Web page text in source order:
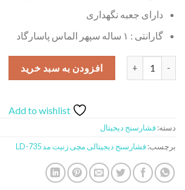
دارای جعبه نگهداری
گارانتی : ۱ ساله سپهر الماس پاسارگاد
فشارسنج دیجیتالی مچی زنیت مد مدل LD-735 عدد
افزودن به سبد خرید
Add to wishlist
دسته:فشارسنج دیجیتال
برچسب:فشارسنج دیجیتالی مچی زنیت مد LD-735